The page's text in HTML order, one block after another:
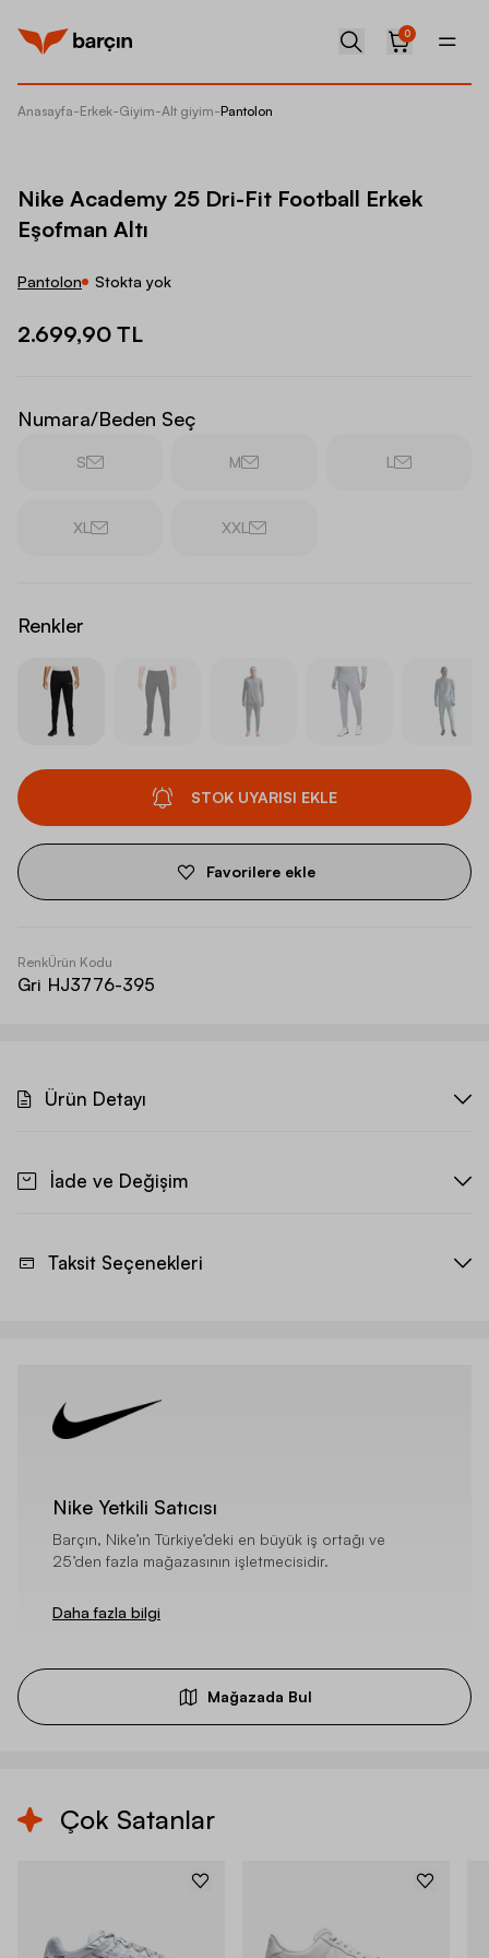
0
Anasayfa-Erkek-Giyim-Alt giyim-Pantolon
Nike Academy 25 Dri-Fit Football Erkek
Eşofman Altı
Pantolon Stokta yok
2.699,90 TL
Numara/Beden Seç
S M L
XL XXL
Renkler
STOK UYARISI EKLE
Favorilere ekle
Renk
Gri
Ürün Kodu
HJ3776-395
Ürün Detayı
İade ve Değişim
Taksit Seçenekleri
Nike Yetkili Satıcısı
Barçın, Nike’ın Türkiye’deki en büyük iş ortağı ve
25’den fazla mağazasının işletmecisidir.
Daha fazla bilgi
Mağazada Bul
Çok Satanlar